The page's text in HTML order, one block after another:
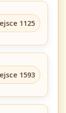
1125
1593